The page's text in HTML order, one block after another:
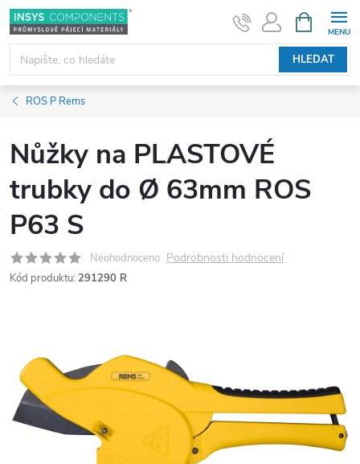
Přejít
na
obsah
HLEDAT
NÁKUPNÍ
KOŠÍK
ROS P Rems
Nůžky na PLASTOVÉ
trubky do Ø 63mm ROS
P63 S
Neohodnoceno Podrobnosti hodnocení
Kód produktu: 291290 R